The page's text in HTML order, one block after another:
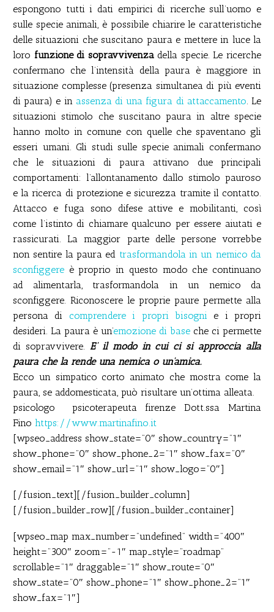
espongono tutti i dati empirici di ricerche sull’uomo e
sulle specie animali, è possibile chiarire le caratteristiche
delle situazioni che suscitano paura e mettere in luce la
loro funzione di sopravvivenzadella specie. Le ricerche
confermano che l’intensità della paura è maggiore in
situazione complesse (presenza simultanea di più eventi
di paura) e in assenza di una figura di attaccamento . Le
situazioni stimolo che suscitano paura in altre specie
hanno molto in comune con quelle che spaventano gli
esseri umani. Gli studi sulle specie animali confermano
che le situazioni di paura attivano due principali
comportamenti: l’allontanamento dallo stimolo pauroso
e la ricerca di protezione e sicurezza tramite il contatto.
Attacco e fuga sono difese attive e mobilitanti, così
come l’istinto di chiamare qualcuno per essere aiutati e
rassicurati. La maggior parte delle persone vorrebbe
non sentire la paura ed trasformandola in un nemico da
sconfiggere è proprio in questo modo che continuano
ad alimentarla, trasformandola in un nemico da
sconfiggere. Riconoscere le proprie paure permette alla
persona di comprendere i propri bisogni e i propri
desideri. La paura è un’emozione di base che ci permette
di sopravvivere. E’ il modo in cui ci si approccia alla
paura che la rende una nemica o un’amica.
Ecco un simpatico corto animato che mostra come la
paura, se addomesticata, può risultare un’ottima alleata.
psicologo psicoterapeuta firenze Dott.ssa Martina
Fino https://www.martinafino.it
[wpseo_address show_state=”0″ show_country=”1″
show_phone=”0″ show_phone_2=”1″ show_fax=”0″
show_email=”1″ show_url=”1″ show_logo=”0″]
[/fusion_text][/fusion_builder_column]
[/fusion_builder_row][/fusion_builder_container]
[wpseo_map max_number=”undefined” width=”400″
height=”300″ zoom=”-1″ map_style=”roadmap”
scrollable=”1″ draggable=”1″ show_route=”0″
show_state=”0″ show_phone=”1″ show_phone_2=”1″
show_fax=”1″]